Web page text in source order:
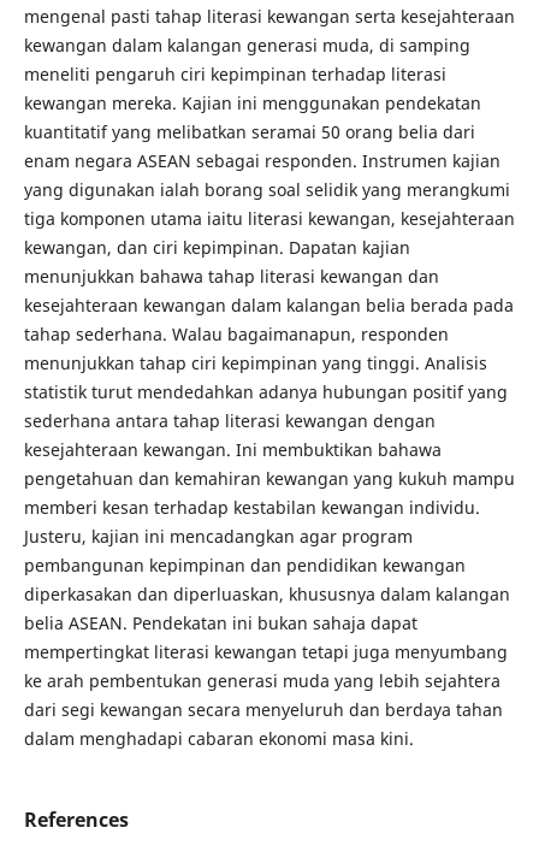
mengenal pasti tahap literasi kewangan serta kesejahteraan
kewangan dalam kalangan generasi muda, di samping
meneliti pengaruh ciri kepimpinan terhadap literasi
kewangan mereka. Kajian ini menggunakan pendekatan
kuantitatif yang melibatkan seramai 50 orang belia dari
enam negara ASEAN sebagai responden. Instrumen kajian
yang digunakan ialah borang soal selidik yang merangkumi
tiga komponen utama iaitu literasi kewangan, kesejahteraan
kewangan, dan ciri kepimpinan. Dapatan kajian
menunjukkan bahawa tahap literasi kewangan dan
kesejahteraan kewangan dalam kalangan belia berada pada
tahap sederhana. Walau bagaimanapun, responden
menunjukkan tahap ciri kepimpinan yang tinggi. Analisis
statistik turut mendedahkan adanya hubungan positif yang
sederhana antara tahap literasi kewangan dengan
kesejahteraan kewangan. Ini membuktikan bahawa
pengetahuan dan kemahiran kewangan yang kukuh mampu
memberi kesan terhadap kestabilan kewangan individu.
Justeru, kajian ini mencadangkan agar program
pembangunan kepimpinan dan pendidikan kewangan
diperkasakan dan diperluaskan, khususnya dalam kalangan
belia ASEAN. Pendekatan ini bukan sahaja dapat
mempertingkat literasi kewangan tetapi juga menyumbang
ke arah pembentukan generasi muda yang lebih sejahtera
dari segi kewangan secara menyeluruh dan berdaya tahan
dalam menghadapi cabaran ekonomi masa kini.
References